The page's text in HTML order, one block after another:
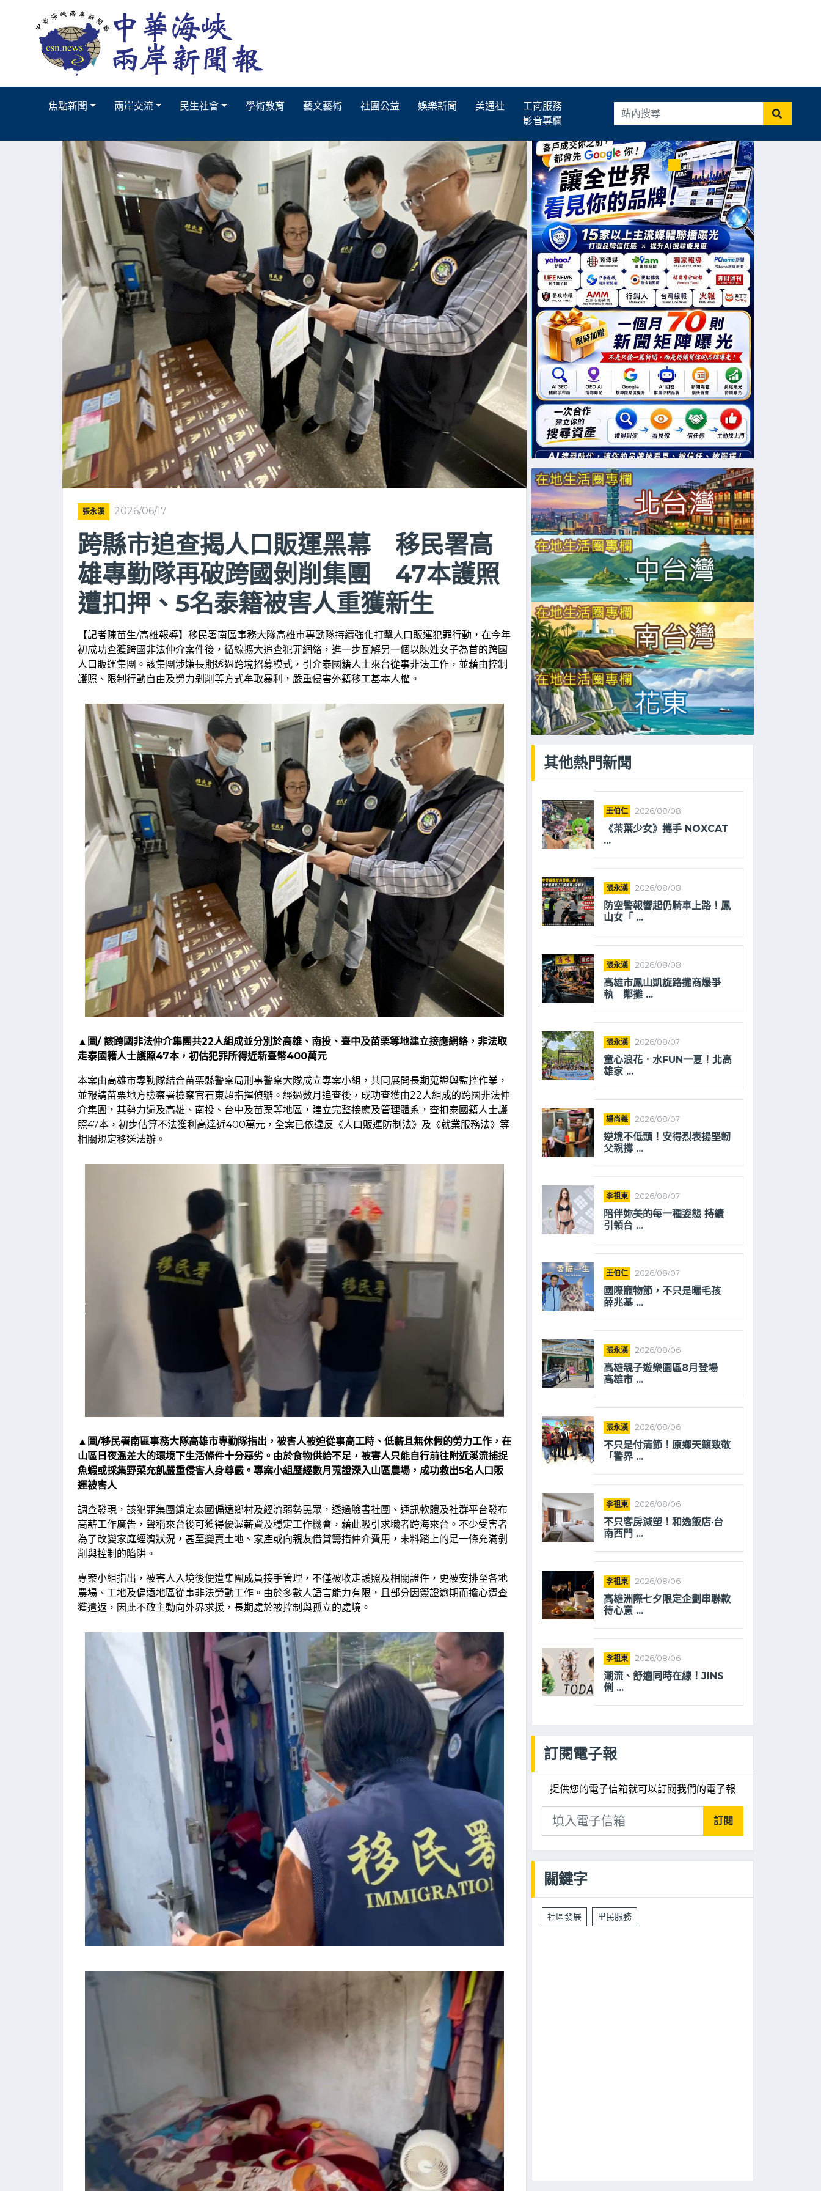
焦點新聞 兩岸交流 民生社會 學術教育 藝文藝術 社團公益 娛樂新聞 美通社
工商服務
影音專欄
張永漢 2026/06/17
跨縣市追查揭人口販運黑幕 移民署高
雄專勤隊再破跨國剝削集團 47本護照
遭扣押、5名泰籍被害人重獲新生
【記者陳苗生/高雄報導】移民署南區事務大隊高雄市專勤隊持續強化打擊人口販運犯罪行動，在今年
初成功查獲跨國非法仲介案件後，循線擴大追查犯罪網絡，進一步瓦解另一個以陳姓女子為首的跨國
人口販運集團。該集團涉嫌長期透過跨境招募模式，引介泰國籍人士來台從事非法工作，並藉由控制
護照、限制行動自由及勞力剝削等方式牟取暴利，嚴重侵害外籍移工基本人權。
▲圖/ 該跨國非法仲介集團共22人組成並分別於高雄、南投、臺中及苗栗等地建立接應網絡，非法取
走泰國籍人士護照47本，初估犯罪所得近新臺幣400萬元
本案由高雄市專勤隊結合苗栗縣警察局刑事警察大隊成立專案小組，共同展開長期蒐證與監控作業，
並報請苗栗地方檢察署檢察官石東超指揮偵辦。經過數月追查後，成功查獲由22人組成的跨國非法仲
介集團，其勢力遍及高雄、南投、台中及苗栗等地區，建立完整接應及管理體系，查扣泰國籍人士護
照47本，初步估算不法獲利高達近400萬元，全案已依違反《人口販運防制法》及《就業服務法》等
相關規定移送法辦。
▲圖/移民署南區事務大隊高雄市專勤隊指出，被害人被迫從事高工時、低薪且無休假的勞力工作，在
山區日夜溫差大的環境下生活條件十分惡劣。由於食物供給不足，被害人只能自行前往附近溪流捕捉
魚蝦或採集野菜充飢嚴重侵害人身尊嚴。專案小組歷經數月蒐證深入山區農場，成功救出5名人口販
運被害人
調查發現，該犯罪集團鎖定泰國偏遠鄉村及經濟弱勢民眾，透過臉書社團、通訊軟體及社群平台發布
高薪工作廣告，聲稱來台後可獲得優渥薪資及穩定工作機會，藉此吸引求職者跨海來台。不少受害者
為了改變家庭經濟狀況，甚至變賣土地、家產或向親友借貸籌措仲介費用，未料踏上的是一條充滿剝
削與控制的陷阱。
專案小組指出，被害人入境後便遭集團成員接手管理，不僅被收走護照及相關證件，更被安排至各地
農場、工地及偏遠地區從事非法勞動工作。由於多數人語言能力有限，且部分因簽證逾期而擔心遭查
獲遣返，因此不敢主動向外界求援，長期處於被控制與孤立的處境。
其他熱門新聞
王伯仁 2026/08/08
《茶葉少女》攜手 NOXCAT
...
張永漢 2026/08/08
防空警報響起仍騎車上路！鳳
山女「 ...
張永漢 2026/08/08
高雄市鳳山凱旋路攤商爆爭
執 鄰攤 ...
張永漢 2026/08/07
童心浪花．水FUN一夏！北高
雄家 ...
楊尚義 2026/08/07
逆境不低頭！安得烈表揚堅韌
父親撐 ...
李祖東 2026/08/07
陪伴妳美的每一種姿態 持續
引領台 ...
王伯仁 2026/08/07
國際寵物節，不只是曬毛孩
薛兆基 ...
張永漢 2026/08/06
高雄親子遊樂園區8月登場
高雄市 ...
張永漢 2026/08/06
不只是付清節！原鄉天籟致敬
「警界 ...
李祖東 2026/08/06
不只客房減塑！和逸飯店·台
南西門 ...
李祖東 2026/08/06
高雄洲際七夕限定企劃串聯款
待心意 ...
李祖東 2026/08/06
潮流、舒適同時在線！JINS
俐 ...
訂閱電子報
提供您的電子信箱就可以訂閱我們的電子報
訂閱
關鍵字
社區發展 里民服務